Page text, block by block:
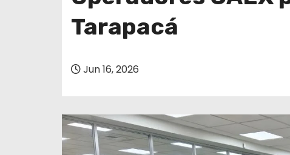
Tarapacá
Jun 16, 2026